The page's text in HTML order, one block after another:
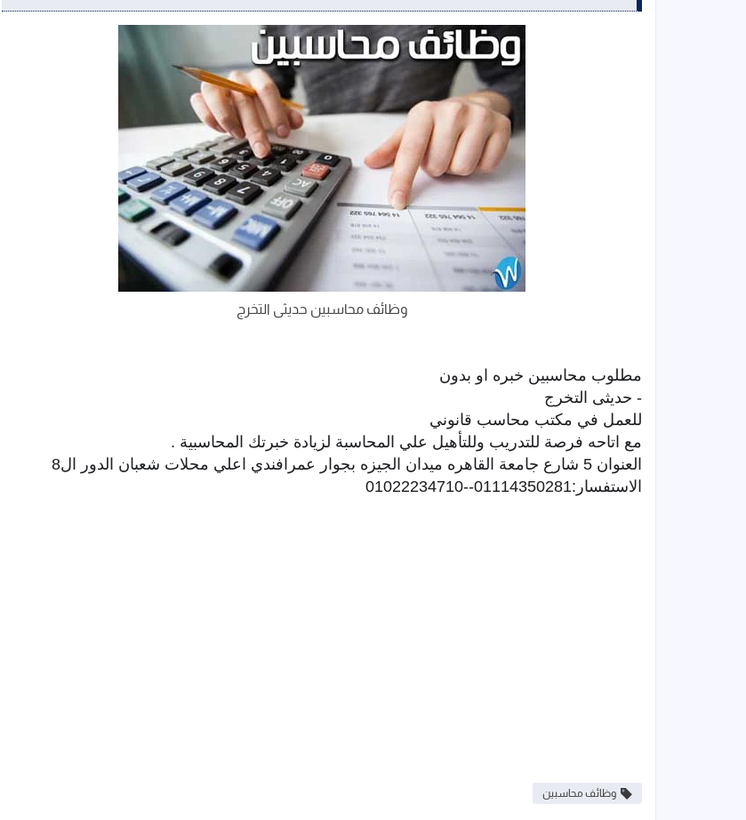
وظائف محاسبين حديثى التخرج
مطلوب محاسبين خبره او بدون
- حديثى التخرج
للعمل في مكتب محاسب قانوني
مع اتاحه فرصة للتدريب وللتأهيل علي المحاسبة لزيادة خبرتك المحاسبية .
العنوان 5 شارع جامعة القاهره ميدان الجيزه بجوار عمرافندي اعلي محلات شعبان الدور ال8
الاستفسار:01114350281--01022234710
وظائف محاسبين